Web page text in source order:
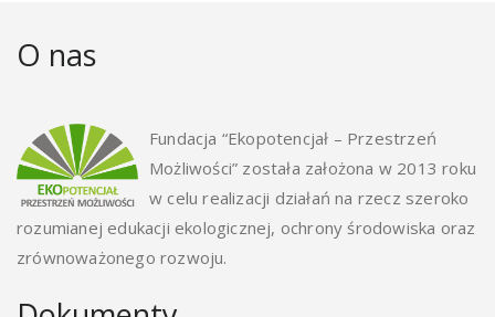
O nas
Fundacja “Ekopotencjał – Przestrzeń
Możliwości” została założona w 2013 roku
w celu realizacji działań na rzecz szeroko
rozumianej edukacji ekologicznej, ochrony środowiska oraz
zrównoważonego rozwoju.